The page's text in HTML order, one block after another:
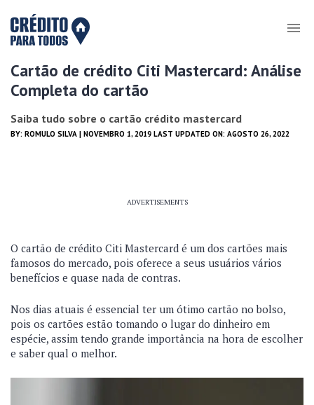
Cartão de crédito Citi Mastercard: Análise
Completa do cartão
Saiba tudo sobre o cartão crédito mastercard
BY: ROMULO SILVA | NOVEMBRO 1, 2019 LAST UPDATED ON: AGOSTO 26, 2022
ADVERTISEMENTS
O cartão de crédito Citi Mastercard é um dos cartões mais
famosos do mercado, pois oferece a seus usuários vários
benefícios e quase nada de contras.
Nos dias atuais é essencial ter um ótimo cartão no bolso,
pois os cartões estão tomando o lugar do dinheiro em
espécie, assim tendo grande importância na hora de escolher
e saber qual o melhor.